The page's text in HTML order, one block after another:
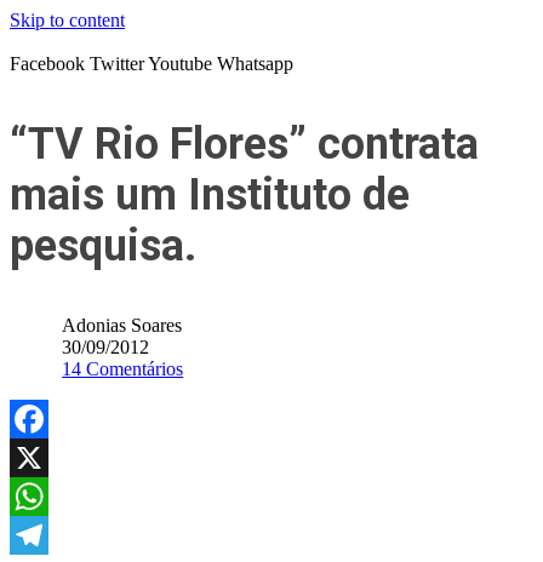
Skip to content
Facebook TwitterYoutube Whatsapp
“TV Rio Flores” contrata
mais um Instituto de
pesquisa.
Adonias Soares
30/09/2012
14 Comentários
Facebook
X
WhatsApp